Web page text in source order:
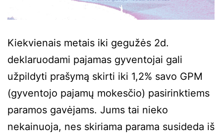
Kiekvienais metais iki gegužės 2d.
deklaruodami pajamas gyventojai gali
užpildyti prašymą skirti iki 1,2% savo GPM
(gyventojo pajamų mokesčio) pasirinktiems
paramos gavėjams. Jums tai nieko
nekainuoja, nes skiriama parama susideda iš